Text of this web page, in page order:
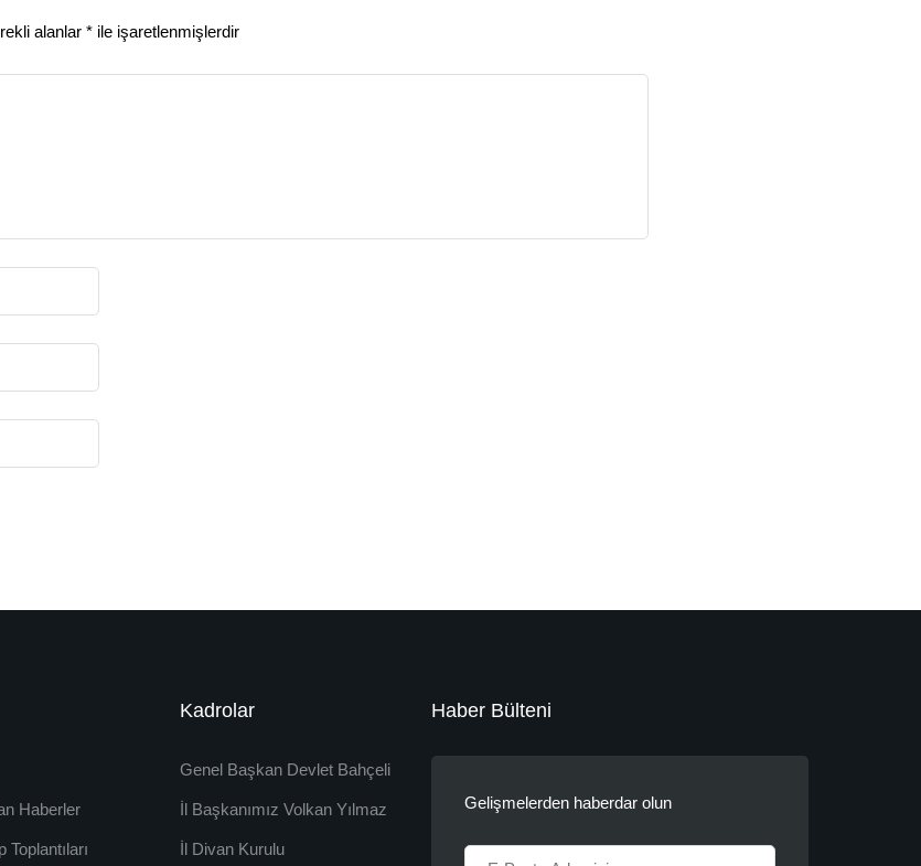
alanlar * ile işaretlenmişlerdir
Haberler
Kadrolar
Genel Başkan Devlet Bahçeli
İl Başkanımız Volkan Yılmaz
İl Divan Kurulu
Haber Bülteni
Gelişmelerden haberdar olun